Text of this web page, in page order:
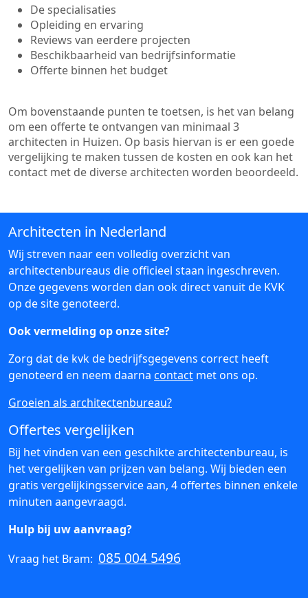
De specialisaties
Opleiding en ervaring
Reviews van eerdere projecten
Beschikbaarheid van bedrijfsinformatie
Offerte binnen het budget
Om bovenstaande punten te toetsen, is het van belang
om een offerte te ontvangen van minimaal 3
architecten in Huizen. Op basis hiervan is er een goede
vergelijking te maken tussen de kosten en ook kan het
contact met de diverse architecten worden beoordeeld.
Architecten in Nederland
Wij streven naar een volledig overzicht van
architectenbureaus die officieel staan ingeschreven.
Onze gegevens worden dan ook direct vanuit de KVK
op de site genoteerd.
Ook vermelding op onze site?
Zorg dat de kvk de bedrijfsgegevens correct heeft
genoteerd en neem daarna contact met ons op.
Groeien als architectenbureau?
Offertes vergelijken
Bij het vinden van een geschikte architectenbureau, is
het vergelijken van prijzen van belang. Wij bieden een
gratis vergelijkingsservice aan, 4 offertes binnen enkele
minuten aangevraagd.
Hulp bij uw aanvraag?
Vraag het Bram: 085 004 5496